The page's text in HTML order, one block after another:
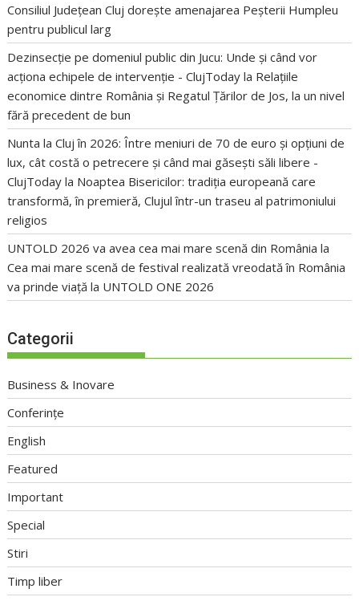
Consiliul Județean Cluj dorește amenajarea Peșterii Humpleu
pentru publicul larg
Dezinsecție pe domeniul public din Jucu: Unde și când vor
acționa echipele de intervenție - ClujToday la Relațiile
economice dintre România și Regatul Țărilor de Jos, la un nivel
fără precedent de bun
Nunta la Cluj în 2026: Între meniuri de 70 de euro și opțiuni de
lux, cât costă o petrecere și când mai găsești săli libere -
ClujToday la Noaptea Bisericilor: tradiția europeană care
transformă, în premieră, Clujul într-un traseu al patrimoniului
religios
UNTOLD 2026 va avea cea mai mare scenă din România la
Cea mai mare scenă de festival realizată vreodată în România
va prinde viață la UNTOLD ONE 2026
Categorii
Business & Inovare
Conferințe
English
Featured
Important
Special
Stiri
Timp liber